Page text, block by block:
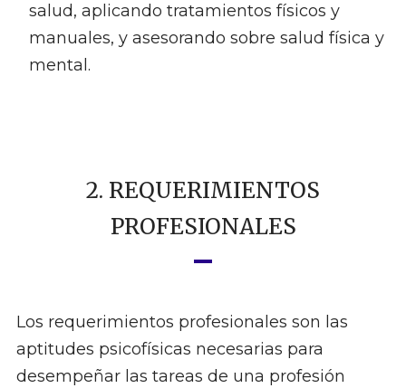
salud, aplicando tratamientos físicos y
manuales, y asesorando sobre salud física y
mental.
2. REQUERIMIENTOS
PROFESIONALES
Los requerimientos profesionales son las
aptitudes psicofísicas necesarias para
desempeñar las tareas de una profesión